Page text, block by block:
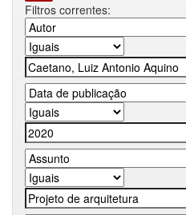
Filtros correntes: